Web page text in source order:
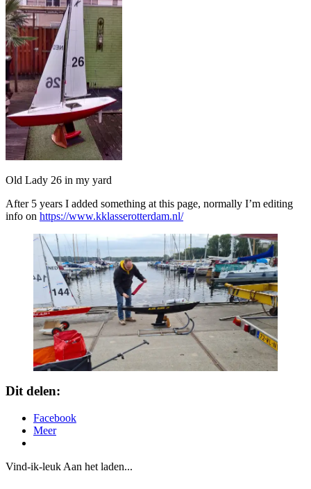
Old Lady 26 in my yard
After 5 years I added something at this page, normally I’m editing
info on https://www.kklasserotterdam.nl/
Dit delen:
Facebook
Meer
Vind-ik-leuk Aan het laden...